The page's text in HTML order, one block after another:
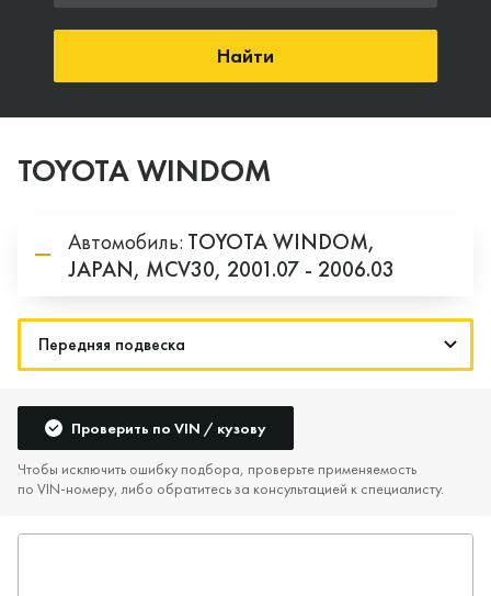
Найти
TOYOTA WINDOM
Автомобиль: TOYOTAWINDOM,
JAPAN, MCV30, 2001.07 - 2006.03
Проверить по VIN / кузову
Чтобы исключить ошибку подбора, проверьте применяемость
по VIN‑номеру, либо обратитесь за консультацией к специалисту.